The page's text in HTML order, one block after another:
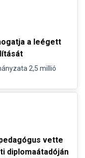
a leégett
2,5 millió
vette
diplomaátadóján